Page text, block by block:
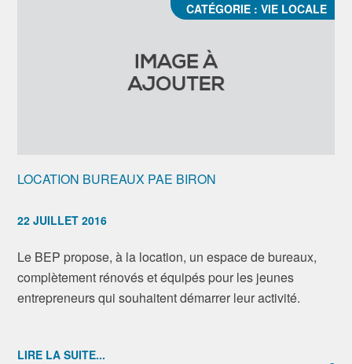
LOCATION BUREAUX PAE BIRON
22 JUILLET 2016
Le BEP propose, à la location, un espace de bureaux,
complètement rénovés et équipés pour les jeunes
entrepreneurs qui souhaitent démarrer leur activité.
CATÉGORIE : VIE LOCALE
LIRE LA SUITE...